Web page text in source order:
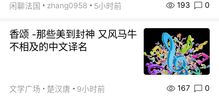
闲聊法国 zhang0958 5小时前 193 0
香颂 -那些美到封神 又风马牛
不相及的中文译名
文学广场 楚汉唐 9小时前 167 0